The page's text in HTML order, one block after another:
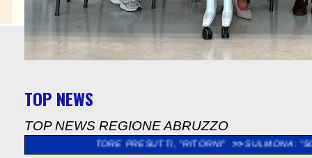
TOP NEWS
TOP NEWS REGIONE ABRUZZO
PRESUTTI, "RITORNI" >> SULMONA: "SOPRALLUOGO